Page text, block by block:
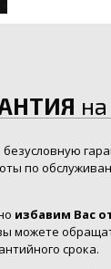
по
избавим Вас
можете
срока.